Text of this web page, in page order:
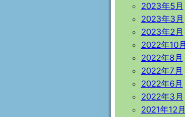
2023年5月
2023年3月
2023年2月
2022年10月
2022年8月
2022年7月
2022年6月
2022年3月
2021年12月